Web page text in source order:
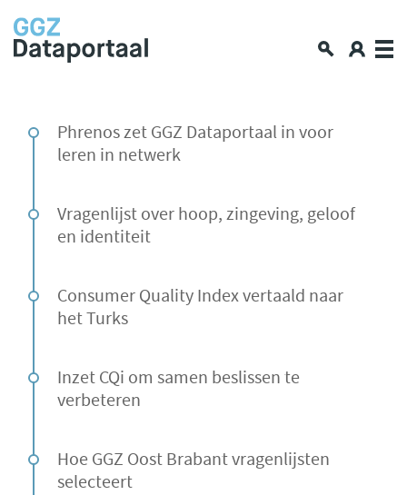
Over GGZ Dataportaal
Openbare GGZ-cijfers
Workshop
Lerende netwerken
Nieuws en interviews
Aan de slag met data delen
CGTp Check
Phrenos zet GGZ Dataportaal in voor
leren in netwerk
Vragenlijst over hoop, zingeving, geloof
en identiteit
Consumer Quality Index vertaald naar
het Turks
Inzet CQi om samen beslissen te
verbeteren
Hoe GGZ Oost Brabant vragenlijsten
selecteert